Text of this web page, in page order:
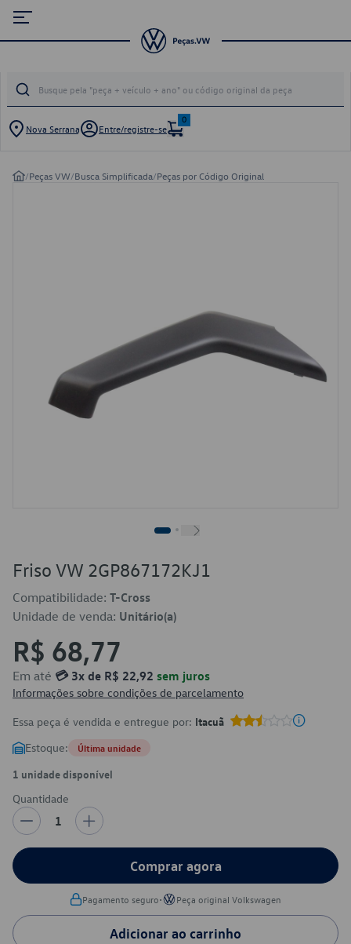
Nova Serrana Entre/registre-se
0
/Peças VW/Busca Simplificada/Peças por Código Original
Friso VW 2GP867172KJ1
Compatibilidade: T-Cross
Unidade de venda: Unitário(a)
R$ 68,77
Em até 💳 3x de R$ 22,92 sem juros
Informações sobre condições de parcelamento
Essa peça é vendida e entregue por: Itacuã
Estoque: Última unidade
1 unidade disponível
Quantidade
1
Comprar agora
Pagamento seguro• Peça original Volkswagen
Adicionar ao carrinho